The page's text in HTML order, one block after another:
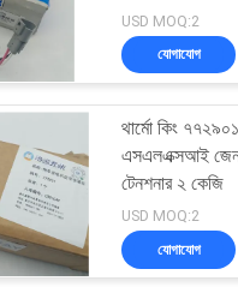
টি সিরিজ
USD MOQ:2
যোগাযোগ
থার্মো কিং ৭৭২৯০১
এসএলএক্সআই
টেনশনার ২ কেজি
USD MOQ:2
যোগাযোগ